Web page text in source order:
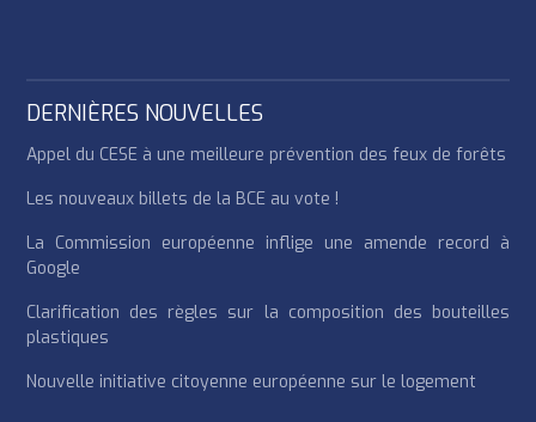
DERNIÈRES NOUVELLES
Appel du CESE à une meilleure prévention des feux de forêts
Les nouveaux billets de la BCE au vote !
La Commission européenne inflige une amende record à
Google
Clarification des règles sur la composition des bouteilles
plastiques
Nouvelle initiative citoyenne européenne sur le logement